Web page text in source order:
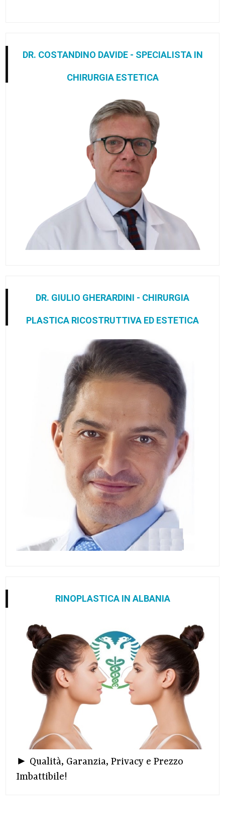
DR. COSTANDINO DAVIDE - SPECIALISTA IN
CHIRURGIA ESTETICA
DR. GIULIO GHERARDINI - CHIRURGIA
PLASTICA RICOSTRUTTIVA ED ESTETICA
RINOPLASTICA IN ALBANIA
► Qualità, Garanzia, Privacy e Prezzo
Imbattibile!